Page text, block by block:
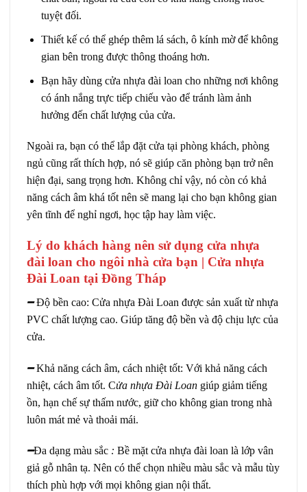
tuyệt đối.
Thiết kế có thể ghép thêm lá sách, ô kính mờ để không
gian bên trong được thông thoáng hơn.
Bạn hãy dùng cửa nhựa đài loan cho những nơi không
có ánh nắng trực tiếp chiếu vào để tránh làm ảnh
hưởng đến chất lượng của cửa.
Ngoài ra, bạn có thể lắp đặt cửa tại phòng khách, phòng
ngủ cũng rất thích hợp, nó sẽ giúp căn phòng bạn trở nên
hiện đại, sang trọng hơn. Không chỉ vậy, nó còn có khả
năng cách âm khá tốt nên sẽ mang lại cho bạn không gian
yên tĩnh để nghỉ ngơi, học tập hay làm việc.
Lý do khách hàng nên sử dụng cửa nhựa
đài loan cho ngôi nhà cửa bạn | Cửa nhựa
Đài Loan tại Đồng Tháp
━Độ bền cao: Cửa nhựa Đài Loan được sản xuất từ nhựa
PVC chất lượng cao. Giúp tăng độ bền và độ chịu lực của
cửa.
━Khả năng cách âm, cách nhiệt tốt: Với khả năng cách
nhiệt, cách âm tốt. Cửa nhựa Đài Loan giúp giảm tiếng
ồn, hạn chế sự thấm nước, giữ cho không gian trong nhà
luôn mát mẻ và thoải mái.
━Đa dạng màu sắc : Bề mặt cửa nhựa đài loan là lớp vân
giả gỗ nhân tạ. Nên có thể chọn nhiều màu sắc và mẫu tùy
thích phù hợp với mọi không gian nội thất.